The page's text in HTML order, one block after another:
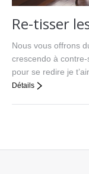
Re-tisser
Nous vous offrons
crescendo à
pour se redire je
Détails